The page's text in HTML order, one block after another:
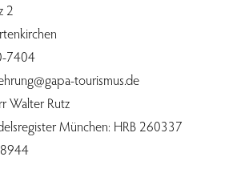
2
7404
tourismus.de
Walter Rutz
München: HRB 260337